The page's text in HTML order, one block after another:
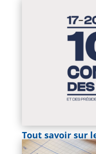
Tout savoir sur